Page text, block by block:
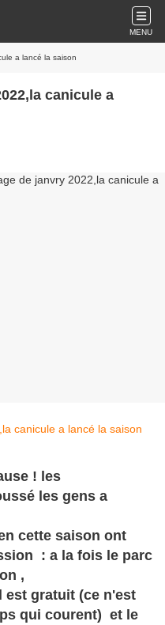
MENU
a lancé la saison
canicule a
! les
les gens a
cette saison ont
: a la fois le parc
,
est gratuit (ce n'est
qui courent) et le